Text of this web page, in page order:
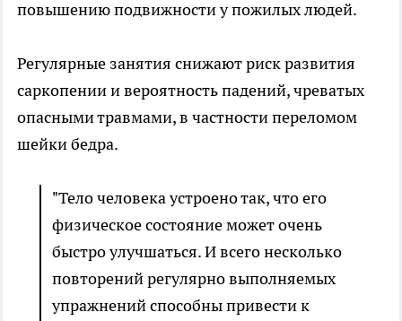
повышению подвижности у пожилых людей.
Регулярные занятия снижают риск развития
саркопении и вероятность падений, чреватых
опасными травмами, в частности переломом
шейки бедра.
"Тело человека устроено так, что его
физическое состояние может очень
быстро улучшаться. И всего несколько
повторений регулярно выполняемых
упражнений способны привести к